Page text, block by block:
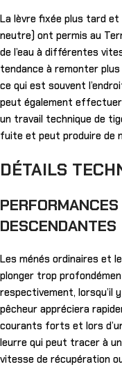
La lèvre fixée plus tard
neutre) ont permis au
de l’eau à différentes
tendance à remonter
ce qui est souvent
peut également
un travail technique de
fuite et peut produire de
DÉTAILS
DESCENDANTES
Les ménés ordinaires et
plonger trop
respectivement, lorsqu’il
pêcheur appréciera
courants forts et lors
leurre qui peut tracer à
vitesse de récupération